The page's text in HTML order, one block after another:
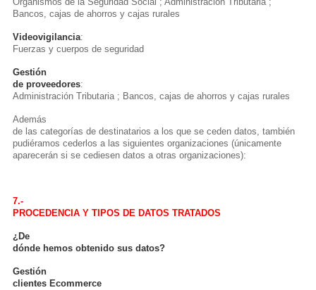
Bancos, cajas de ahorros y cajas rurales
Videovigilancia:
Fuerzas y cuerpos de seguridad
Gestión
de proveedores:
Administración Tributaria ; Bancos, cajas de ahorros y cajas rurales
Además
de las categorías de destinatarios a los que se ceden datos, también
pudiéramos cederlos a las siguientes organizaciones (únicamente
aparecerán si se cediesen datos a otras organizaciones):
7.-
PROCEDENCIA Y TIPOS DE DATOS TRATADOS
¿De
dónde hemos obtenido sus datos?
Gestión
clientes Ecommerce